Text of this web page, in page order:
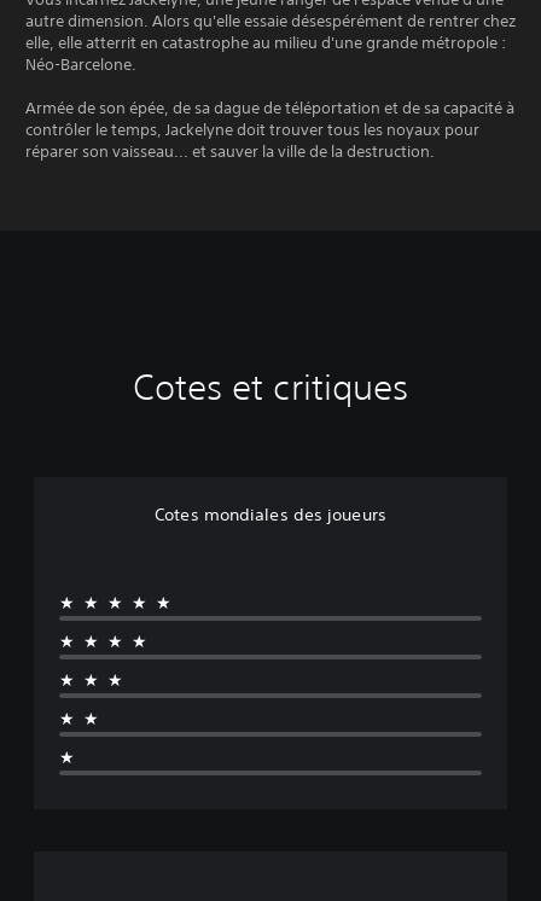
autre dimension. Alors qu'elle essaie désespérément de rentrer chez
elle, elle atterrit en catastrophe au milieu d'une grande métropole :
Néo-Barcelone.
Armée de son épée, de sa dague de téléportation et de sa capacité à
contrôler le temps, Jackelyne doit trouver tous les noyaux pour
réparer son vaisseau... et sauver la ville de la destruction.
Cotes et critiques
Cotes mondiales des joueurs
★★★★★
★★★★
★★★
★★
★